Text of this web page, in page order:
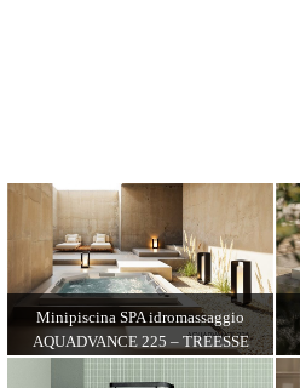
Minipiscina SPA idromassaggio
AQUADVANCE 225 – TREESSE